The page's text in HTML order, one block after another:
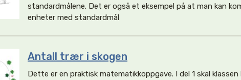
standardmålene. Det er også et eksempel på at man kan
enheter med standardmål
Antall trær i skogen
Dette er en praktisk matematikkoppgave. I del 1 skal klassen